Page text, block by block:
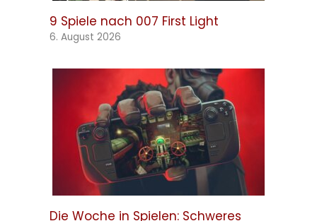
9 Spiele nach 007 First Light
6. August 2026
Die Woche in Spielen: Schweres